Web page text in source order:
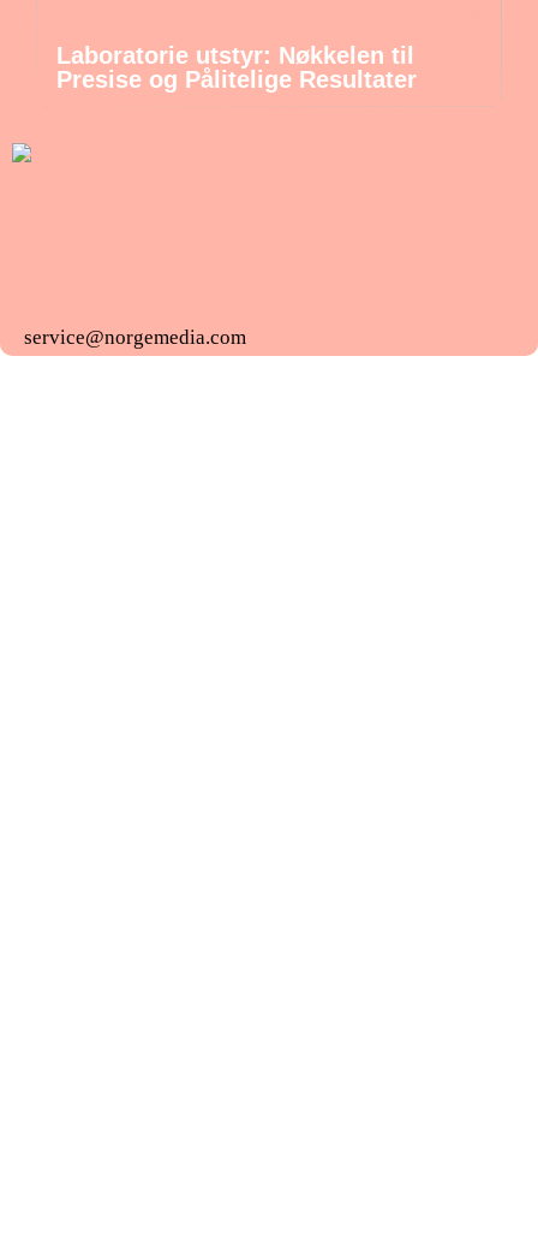
Laboratorie utstyr: Nøkkelen til
Presise og Pålitelige Resultater
service@norgemedia.com